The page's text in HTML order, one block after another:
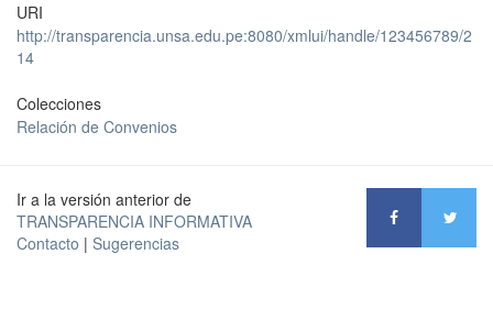
URI
http://transparencia.unsa.edu.pe:8080/xmlui/handle/123456789/2
14
Colecciones
Relación de Convenios
Ir a la versión anterior de
TRANSPARENCIA INFORMATIVA
Contacto | Sugerencias